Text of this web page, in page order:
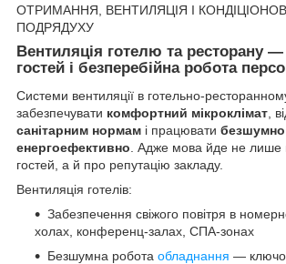
ОТРИМАННЯ, ВЕНТИЛЯЦІЯ І
ПОДРЯДУХУ
Вентиляція готелю та ресторану
гостей і безперебійна робота
Системи вентиляції в готельно-
забезпечувати комфортний мікроклімат ,
санітарним нормам і працювати безшумно
енергоефективно . Адже мова йде не лише
гостей, а й про репутацію закладу.
Вентиляція готелів:
Забезпечення свіжого повітря в
холах, конференц-залах, СПА-зонах
Безшумна робота обладнання —